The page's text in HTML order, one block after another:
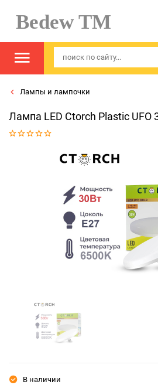
Bedew TM
Лампы и лампочки
Лампа LED Ctorch Plastic UFO
В наличии